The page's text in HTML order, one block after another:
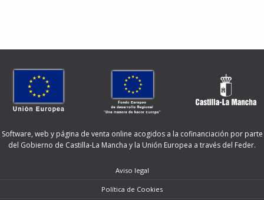
Software, web y página de venta online acogidos a la cofinanciación por parte
del Gobierno de Castilla-La Mancha y la Unión Europea a través del Feder.
Aviso legal
Política de Cookies